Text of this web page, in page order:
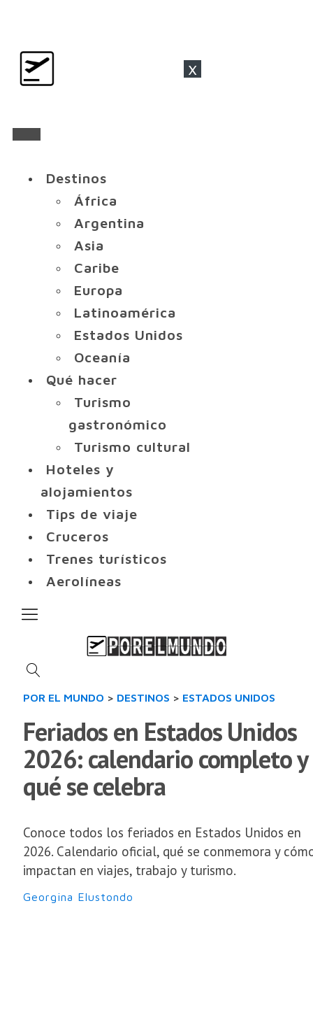
x
Destinos
África
Argentina
Asia
Caribe
Europa
Latinoamérica
Estados Unidos
Oceanía
Qué hacer
Turismo
gastronómico
Turismo cultural
Hoteles y
alojamientos
Tips de viaje
Cruceros
Trenes turísticos
Aerolíneas
POR EL MUNDO > DESTINOS > ESTADOS UNIDOS
Feriados en Estados Unidos
2026: calendario completo y
qué se celebra
Conoce todos los feriados en Estados Unidos en
2026. Calendario oficial, qué se conmemora y
impactan en viajes, trabajo y turismo.
Georgina Elustondo